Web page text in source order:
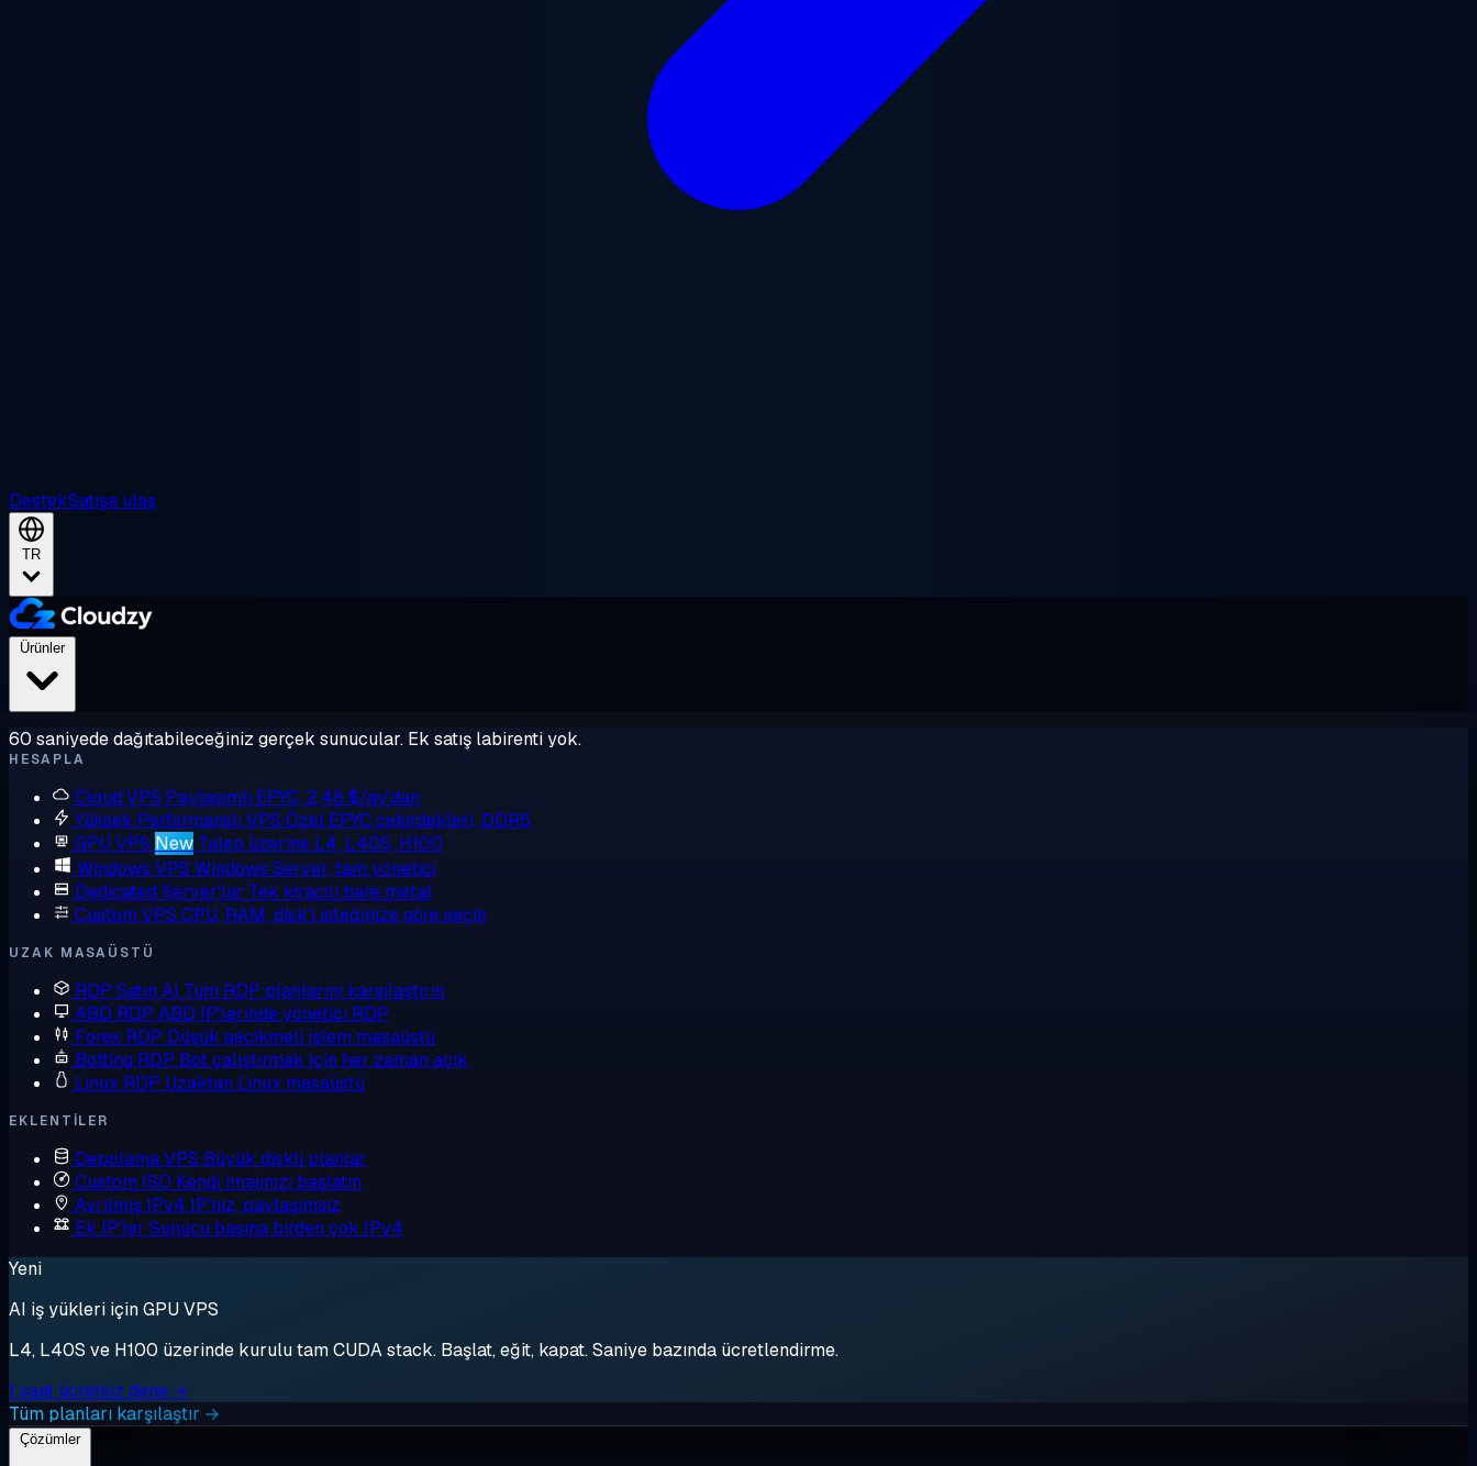
DestekSatışa ulaş
TR
Ürünler
60 saniyede dağıtabileceğiniz gerçek sunucular. Ek satış labirenti yok.
HESAPLA
Cloud VPS Paylaşımlı EPYC, 2,48 $/ay'dan
Yüksek Performanslı VPS Özel EPYC çekirdekleri, DDR5
GPU VPS New Talep üzerine L4, L40S, H100
Windows VPS Windows Server, tam yönetici
Dedicated Server'lar Tek kiracılı bare metal
Custom VPS CPU, RAM, disk'i isteğinize göre seçin
UZAK MASAÜSTÜ
RDP Satın Al Tüm RDP planlarını karşılaştırın
ABD RDP ABD IP'lerinde yönetici RDP
Forex RDP Düşük gecikmeli işlem masaüstü
Botting RDP Bot çalıştırmak için her zaman açık
Linux RDP Uzaktan Linux masaüstü
EKLENTILER
Depolama VPS Büyük diskli planlar
Custom ISO Kendi imajınızı başlatın
Ayrılmış IPv4 IP'niz, paylaşımsız
Ek IP'ler Sunucu başına birden çok IPv4
Yeni
AI iş yükleri için GPU VPS
L4, L40S ve H100 üzerinde kurulu tam CUDA stack. Başlat, eğit, kapat. Saniye bazında ücretlendirme.
1 saat ücretsiz dene →
Tüm planları karşılaştır →
Çözümler